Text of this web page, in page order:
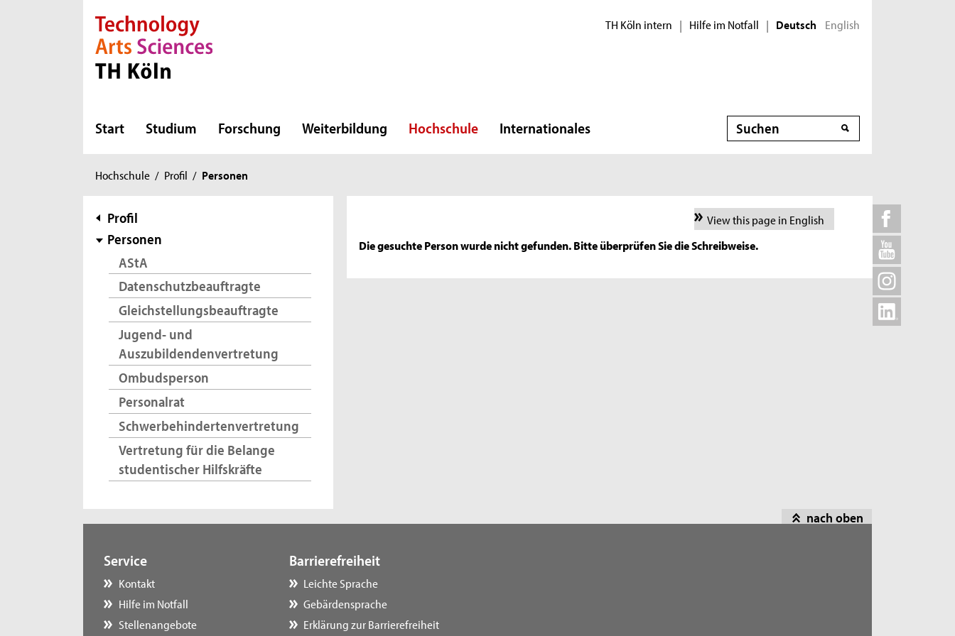
Direkt zur Hauptnavigation
Direkt zur Subnavigation
Direkt zum Inhalt
Direkt zum Fußbereich TH Köln intern | Hilfe im Notfall | Deutsch English
Start Studium Forschung Weiterbildung Hochschule Internationales Suche
Sie
hier:
Hochschule / Profil / Personen
Subnavigation
Profil
Personen
AStA
Datenschutzbeauftragte
Gleichstellungsbeauftragte
Jugend- und
Auszubildendenvertretung
Ombudsperson
Personalrat
Schwerbehindertenvertretung
Vertretung für die Belange
studentischer Hilfskräfte
View this page in English
Die gesuchte Person wurde nicht gefunden. Bitte überprüfen Sie die Schreibweise.
nach oben
Service
Kontakt
Hilfe im Notfall
Stellenangebote
Barrierefreiheit
Leichte Sprache
Gebärdensprache
Erklärung zur Barrierefreiheit